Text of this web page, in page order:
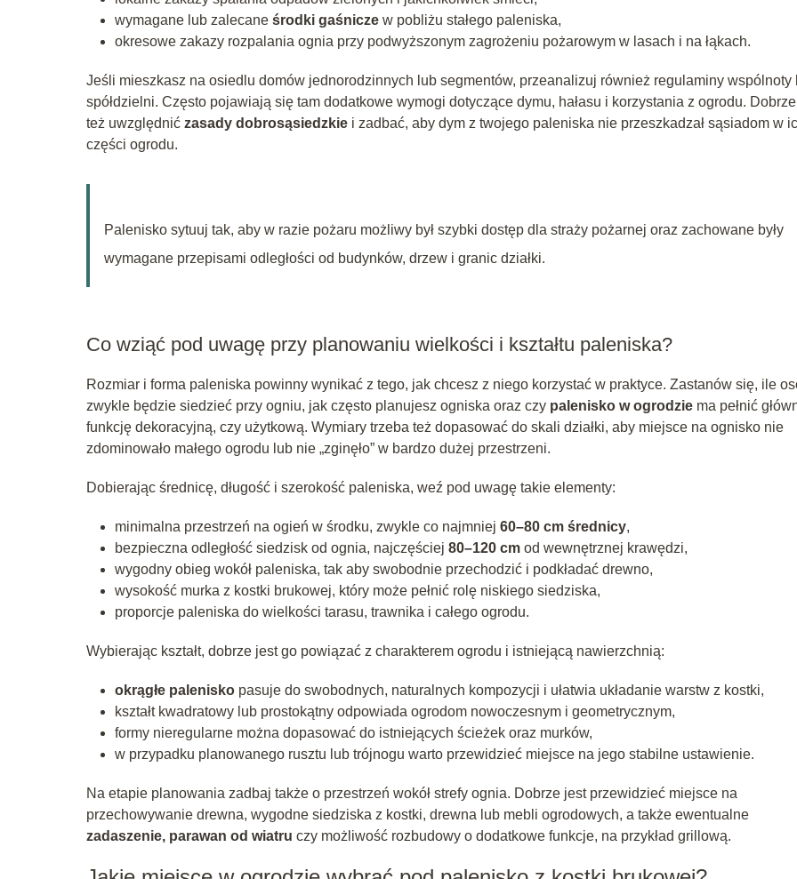
wymagane lub zalecane środki gaśnicze w pobliżu stałego paleniska,
okresowe zakazy rozpalania ognia przy podwyższonym zagrożeniu pożarowym w lasach i na łąkach.
Jeśli mieszkasz na osiedlu domów jednorodzinnych lub segmentów, przeanalizuj również regulaminy wspólnoty
spółdzielni. Często pojawiają się tam dodatkowe wymogi dotyczące dymu, hałasu i korzystania z ogrodu.
też uwzględnić zasady dobrosąsiedzkie i zadbać, aby dym z twojego paleniska nie przeszkadzał sąsiadom w
części ogrodu.
Palenisko sytuuj tak, aby w razie pożaru możliwy był szybki dostęp dla straży pożarnej oraz zachowane były
wymagane przepisami odległości od budynków, drzew i granic działki.
Co wziąć pod uwagę przy planowaniu wielkości i kształtu paleniska?
Rozmiar i forma paleniska powinny wynikać z tego, jak chcesz z niego korzystać w praktyce. Zastanów się, ile
zwykle będzie siedzieć przy ogniu, jak często planujesz ogniska oraz czy palenisko w ogrodzie ma pełnić
funkcję dekoracyjną, czy użytkową. Wymiary trzeba też dopasować do skali działki, aby miejsce na ognisko nie
zdominowało małego ogrodu lub nie „zginęło” w bardzo dużej przestrzeni.
Dobierając średnicę, długość i szerokość paleniska, weź pod uwagę takie elementy:
minimalna przestrzeń na ogień w środku, zwykle co najmniej 60–80 cm średnicy,
bezpieczna odległość siedzisk od ognia, najczęściej 80–120 cm od wewnętrznej krawędzi,
wygodny obieg wokół paleniska, tak aby swobodnie przechodzić i podkładać drewno,
wysokość murka z kostki brukowej, który może pełnić rolę niskiego siedziska,
proporcje paleniska do wielkości tarasu, trawnika i całego ogrodu.
Wybierając kształt, dobrze jest go powiązać z charakterem ogrodu i istniejącą nawierzchnią:
okrągłe palenisko pasuje do swobodnych, naturalnych kompozycji i ułatwia układanie warstw z kostki,
kształt kwadratowy lub prostokątny odpowiada ogrodom nowoczesnym i geometrycznym,
formy nieregularne można dopasować do istniejących ścieżek oraz murków,
w przypadku planowanego rusztu lub trójnogu warto przewidzieć miejsce na jego stabilne ustawienie.
Na etapie planowania zadbaj także o przestrzeń wokół strefy ognia. Dobrze jest przewidzieć miejsce na
przechowywanie drewna, wygodne siedziska z kostki, drewna lub mebli ogrodowych, a także ewentualne
zadaszenie, parawan od wiatru czy możliwość rozbudowy o dodatkowe funkcje, na przykład grillową.